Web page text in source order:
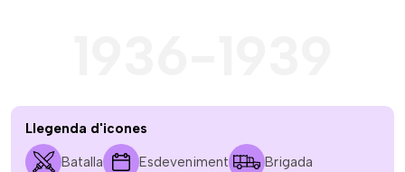
Llegenda d'icones
Batalla Esdeveniment Brigada